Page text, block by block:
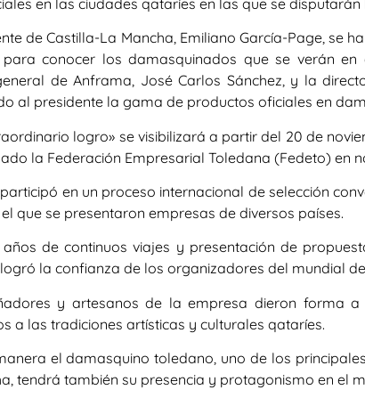
de Castilla-La Mancha, Emiliano García-Page, se
conocer los damasquinados que se verán
de Anframa, José Carlos Sánchez, y la
al presidente la gama de productos oficiales en
logro» se visibilizará a partir del 20 de
la Federación Empresarial Toledana (Fedeto) en
en un proceso internacional de selección
que se presentaron empresas de diversos países.
de continuos viajes y presentación de
la confianza de los organizadores del mundial
y artesanos de la empresa dieron forma
a las tradiciones artísticas y culturales qataríes.
el damasquino toledano, uno de los
tendrá también su presencia y protagonismo en el